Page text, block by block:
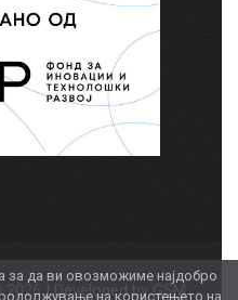
за да ви овозможиме најдобро
на користењето на
| Developed byGSM